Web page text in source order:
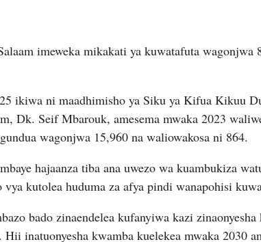
imeweka mikakati ya kuwatafuta
ikiwa ni maadhimisho ya Siku ya Kifua Kikuu
Dk. Seif Mbarouk, amesema mwaka 2023
wagonjwa 15,960 na waliowakosa ni 864.
hajaanza tiba ana uwezo wa kuambukiza
kutolea huduma za afya pindi wanapohisi
bado zinaendelea kufanyiwa kazi
inatuonyesha kwamba kuelekea mwaka 2030